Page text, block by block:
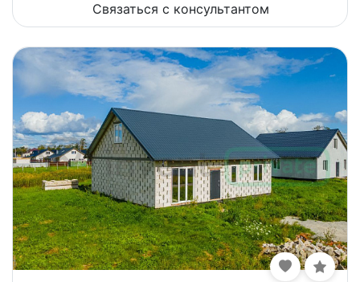
Связаться с консультантом